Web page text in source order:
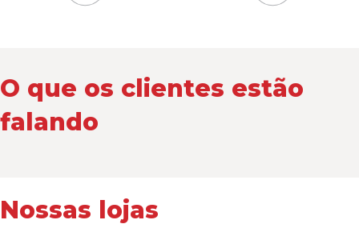
O que os clientes estão
falando
Nossas lojas